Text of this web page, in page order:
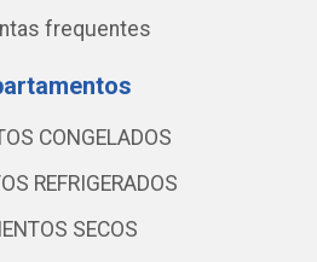
frequentes
CONGELADOS
REFRIGERADOS
SECOS